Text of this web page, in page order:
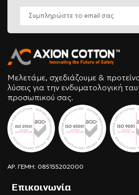
Μελετάμε, σχεδιάζουμε &
λύσεις για την ενδυματολογική
προσωπικού σας.
ΑΡ. ΓΕΜΗ: 085155202000
Επικοινωνία